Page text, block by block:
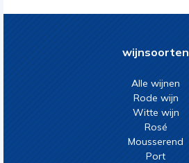
wijnsoorten
Alle wijnen
Rode wijn
Witte wijn
Rosé
Mousserend
Port